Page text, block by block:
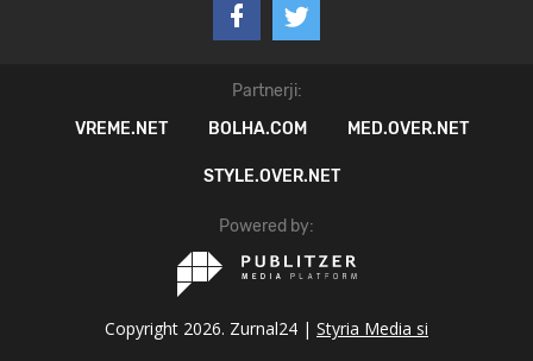
Partnerji:
VREME.NET
BOLHA.COM MED.OVER.NET
STYLE.OVER.NET
Powered by:
Copyright 2026. Zurnal24 | Styria Media si